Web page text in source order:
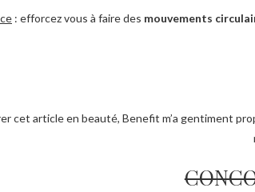
: efforcez vous à faire des mouvements
cet article en beauté, Benefit m’a gentiment